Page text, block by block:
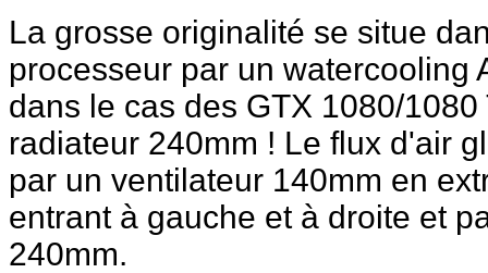
La grosse originalité se situe
processeur par un watercooling
dans le cas des GTX 1080/
radiateur 240mm ! Le flux d'air
par un ventilateur 140mm en
entrant à gauche et à droite et
240mm.